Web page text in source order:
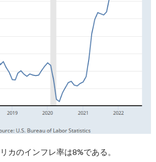
カのインフレ率は8%である。